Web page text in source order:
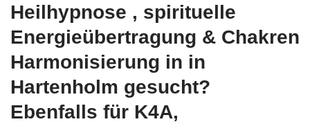
Heilhypnose , spirituelle
Energieübertragung & Chakren
Harmonisierung in in
Hartenholm gesucht?
Ebenfalls für K4A,